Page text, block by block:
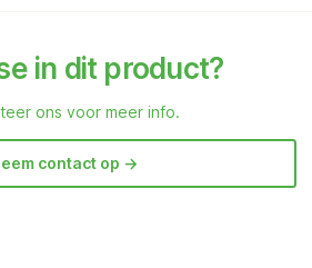
in dit product?
ons voor meer info.
contact op ->